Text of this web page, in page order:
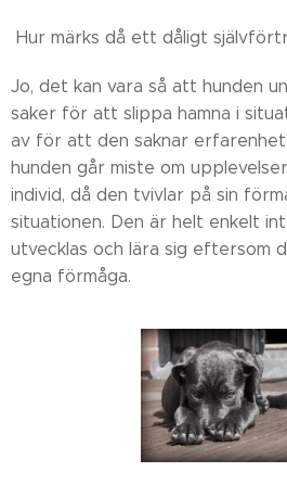
Hur märks då ett dåligt
Jo, det kan vara så att hunden
saker för att slippa hamna i
av för att den saknar
hunden går miste om
individ, då den tvivlar på sin
situationen. Den är helt enkelt
utvecklas och lära sig eftersom
egna förmåga.